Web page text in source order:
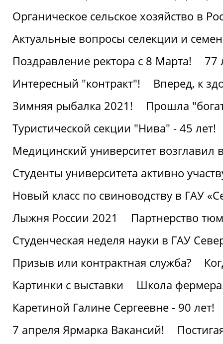
Органическое сельское хозяйство в
Актуальные вопросы селекции и
Поздравление ректора с 8 Марта!
77
Интересный "контракт"!
Вперед, к
Зимняя рыбалка 2021!
Прошла
Туристической секции "Нива" - 45 лет!
Медицинский университет возглавил
Студенты университета активно
Новый класс по свиноводству в ГАУ
Лыжня России 2021
Партнерство
Студенческая неделя науки в ГАУ
Призыв или контрактная служба?
Картинки с выставки
Школа
Каретиной Галине Сергеевне - 90 лет!
7 апреля Ярмарка Вакансий!